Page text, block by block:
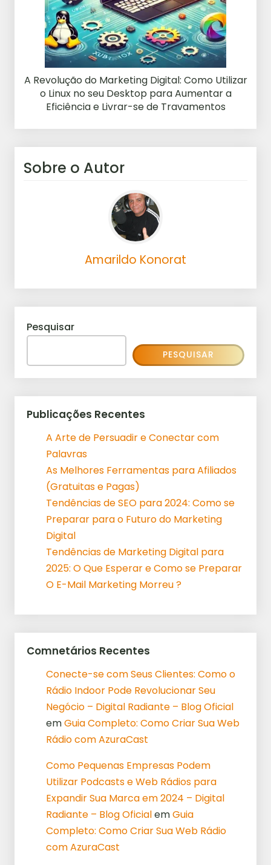
A Revolução do Marketing Digital: Como Utilizar
o Linux no seu Desktop para Aumentar a
Eficiência e Livrar-se de Travamentos
Sobre o Autor
Amarildo Konorat
Pesquisar
PESQUISAR
Publicações Recentes
A Arte de Persuadir e Conectar com
Palavras
As Melhores Ferramentas para Afiliados
(Gratuitas e Pagas)
Tendências de SEO para 2024: Como se
Preparar para o Futuro do Marketing
Digital
Tendências de Marketing Digital para
2025: O Que Esperar e Como se Preparar
O E-Mail Marketing Morreu ?
Comnetários Recentes
Conecte-se com Seus Clientes: Como o
Rádio Indoor Pode Revolucionar Seu
Negócio – Digital Radiante – Blog Oficial
emGuia Completo: Como Criar Sua Web
Rádio com AzuraCast
Como Pequenas Empresas Podem
Utilizar Podcasts e Web Rádios para
Expandir Sua Marca em 2024 – Digital
Radiante – Blog OficialemGuia
Completo: Como Criar Sua Web Rádio
com AzuraCast